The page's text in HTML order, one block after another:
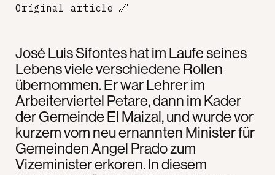
José Luis Sifontes hat im Laufe seines
Lebens viele verschiedene Rollen
übernommen. Er war Lehrer im
Arbeiterviertel Petare, dann im Kader
der Gemeinde El Maizal, und wurde vor
kurzem vom neu ernannten Minister für
Gemeinden Angel Prado zum
Vizeminister erkoren. In diesem
Original article 🔗